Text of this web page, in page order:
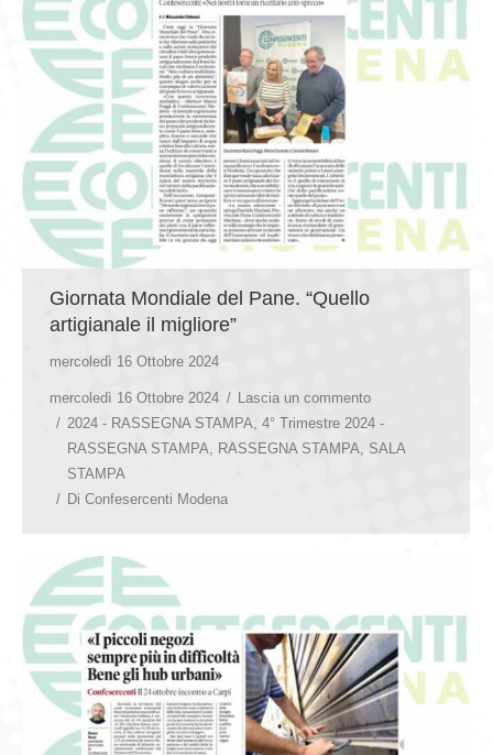
Giornata Mondiale del Pane. “Quello
artigianale il migliore”
mercoledì 16 Ottobre 2024
mercoledì 16 Ottobre 2024
Lascia un commento
2024 - RASSEGNA STAMPA, 4° Trimestre 2024 -
RASSEGNA STAMPA, RASSEGNA STAMPA, SALA
STAMPA
Di Confesercenti Modena